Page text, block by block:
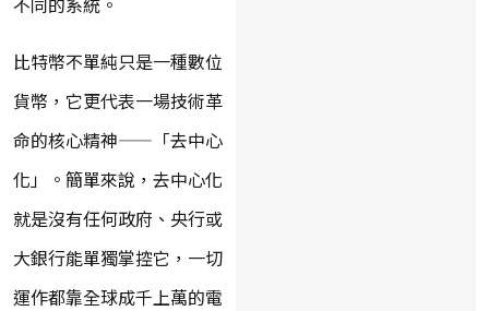
比特幣不單純只是一種數位
貨幣，它更代表一場技術革
命的核心精神——「去中心
化」。簡單來說，去中心化
就是沒有任何政府、央行或
大銀行能單獨掌控它，一切
運作都靠全球成千上萬的電